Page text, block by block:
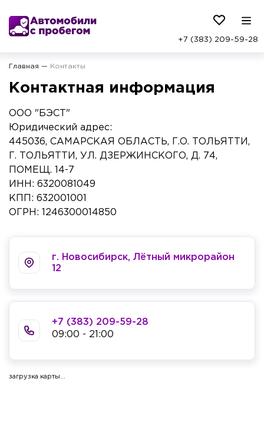
+7 (383) 209-59-28
Главная — Контакты
Контактная информация
ООО "БЭСТ"
Юридический адрес:
445036, САМАРСКАЯ ОБЛАСТЬ, Г.О. ТОЛЬЯТТИ,
Г. ТОЛЬЯТТИ, УЛ. ДЗЕРЖИНСКОГО, Д. 74,
ПОМЕЩ. 14-7
ИНН: 6320081049
КПП: 632001001
ОГРН: 1246300014850
г. Новосибирск, Лётный микрорайон
12
+7 (383) 209-59-28
09:00 - 21:00
загрузка карты...